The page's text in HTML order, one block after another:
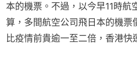
本的機票。不過，以今早11時航
算，多間航空公司飛日本的機票
比疫情前貴逾一至二倍，香港快